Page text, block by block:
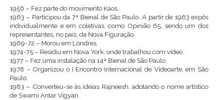
1956 – Fez parte do movimento Kaos.
1963 – Participou da 7ª Bienal de São Paulo. A partir de 1963 expôs
individualmente e em coletivas, como Opinião 65, sendo um dos
representantes, no país, da Nova Figuração.
1969-72 – Morou em Londres.
1974-75 – Residiu em Nova York, onde trabalhou com vídeo.
1977 – Fez uma instalação na 14ª Bienal de São Paulo.
1978 – Organizou o I Encontro Internacional de Vídeoarte, em São
Paulo.
1983 – Converteu-se às ideias Rajneesh, adotando o nome artístico
de Swami Antar Vigyan.